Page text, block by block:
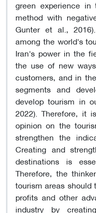
green experience
method with
Gunter et al.,
among the world's
Iran's power in the
the use of new
customers, and in
segments and
develop tourism in
2022). Therefore, it
opinion on the
strengthen the
Creating and
destinations is
Therefore, the
tourism areas
profits and other
industry by